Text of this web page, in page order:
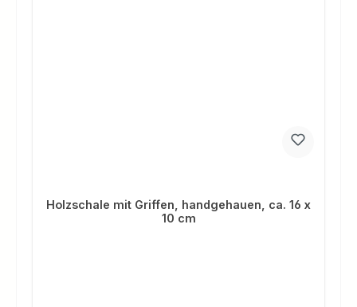
Holzschale mit Griffen, handgehauen, ca. 16 x
10 cm